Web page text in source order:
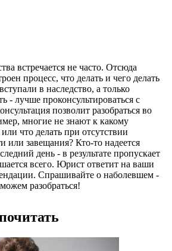
встречается не часто. Отсюда
процесс, что делать и чего делать
в наследство, а только
- лучше проконсультироваться с
позволит разобраться во
многие не знают к какому
что делать при отсутствии
или завещания? Кто-то надеется
день - в результате пропускает
всего. Юрист ответит на ваши
Спрашивайте о наболевшем -
разобраться!